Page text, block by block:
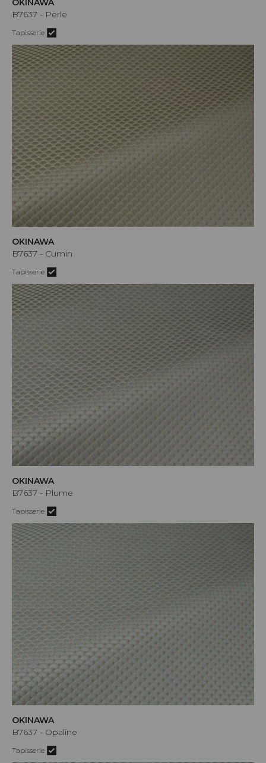
OKINAWA
B7637 - Perle
Tapisserie
OKINAWA
B7637 - Cumin
Tapisserie
OKINAWA
B7637 - Plume
Tapisserie
OKINAWA
B7637 - Opaline
Tapisserie